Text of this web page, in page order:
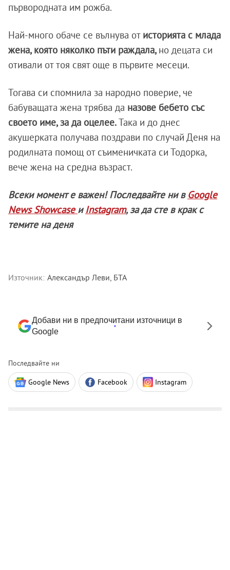
първородната им рожба.
Най-много обаче се вълнува от историята с млада
жена, която няколко пъти раждала, но децата си
отивали от тоя свят още в първите месеци.
Тогава си спомнила за народно поверие, че
бабуващата жена трябва да назове бебето със
своето име, за да оцелее.Така и до днес
акушерката получава поздрави по случай Деня на
родилната помощ от съименичката си Тодорка,
вече жена на средна възраст.
Всеки момент е важен! Последвайте ни в Google
News Showcaseи Instagram, за да сте в крак с
темите на деня
Източник: Александър Леви, БТА
Добави ни в предпочитани източници в
Google
Последвайте ни
Google News Facebook Instagram